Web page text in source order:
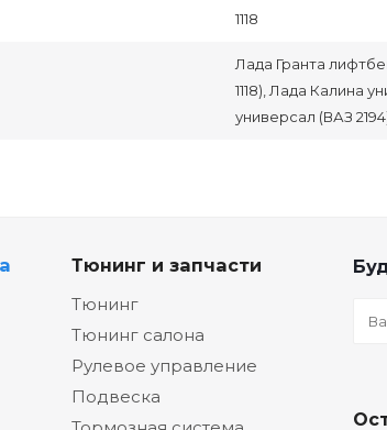
1118
Лада Гранта
1118), Лада Калина
универсал (ВАЗ
Тюнинг и запчасти
Тюнинг
Тюнинг салона
Рулевое управление
Подвеска